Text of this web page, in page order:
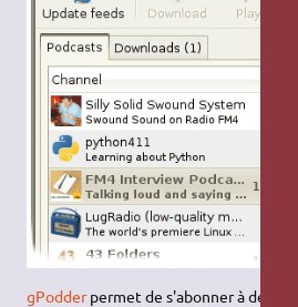
gPodderpermet de s'abonner à des flux